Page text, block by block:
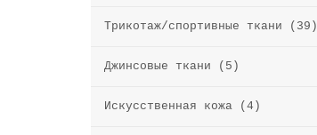
Трикотаж/спортивные ткани (39)
Джинсовые ткани (5)
Искусственная кожа (4)